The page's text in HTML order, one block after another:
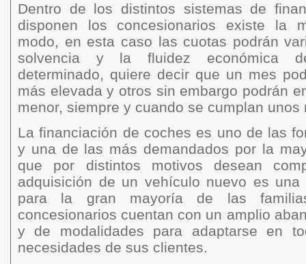
Dentro de los distintos sistemas de
disponen los concesionarios existe la
modo, en esta caso las cuotas podrán
solvencia y la fluidez económica
determinado, quiere decir que un mes
más elevada y otros sin embargo podrán
menor, siempre y cuando se cumplan
La financiación de coches es uno de las
y una de las más demandados por la
que por distintos motivos desean
adquisición de un vehículo nuevo es una
para la gran mayoría de las
concesionarios cuentan con un amplio
y de modalidades para adaptarse en
necesidades de sus clientes.